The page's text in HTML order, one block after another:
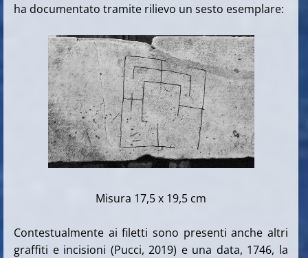
ha documentato tramite rilievo un sesto esemplare:
Misura 17,5 x 19,5 cm
Contestualmente ai filetti sono presenti anche altri
graffiti e incisioni (Pucci, 2019) e una data, 1746, la